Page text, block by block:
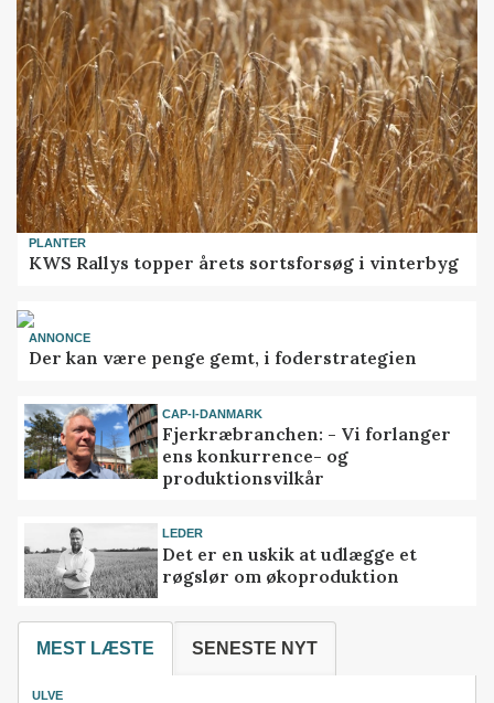
PLANTER
KWS Rallys topper årets sortsforsøg i vinterbyg
ANNONCE
Der kan være penge gemt, i foderstrategien
CAP-I-DANMARK
Fjerkræbranchen: - Vi forlanger
ens konkurrence- og
produktionsvilkår
LEDER
Det er en uskik at udlægge et
røgslør om økoproduktion
MEST LÆSTE SENESTE NYT
ULVE